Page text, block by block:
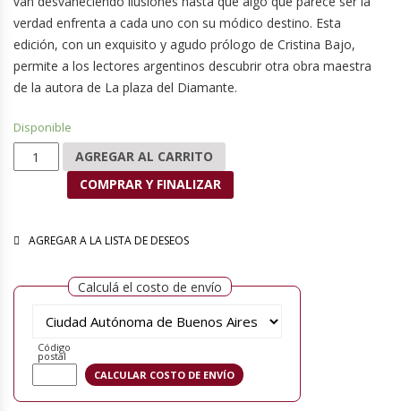
verdad enfrenta a cada uno con su módico destino. Esta
edición, con un exquisito y agudo prólogo de Cristina Bajo,
permite a los lectores argentinos descubrir otra obra maestra
de la autora de La plaza del Diamante.
Disponible
Jardín junto al mar cantidad
AGREGAR AL CARRITO
COMPRAR Y FINALIZAR
AGREGAR A LA LISTA DE DESEOS
Calculá el costo de envío
Código
postal